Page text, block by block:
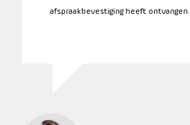
afspraakbevestiging heeft ontvangen.